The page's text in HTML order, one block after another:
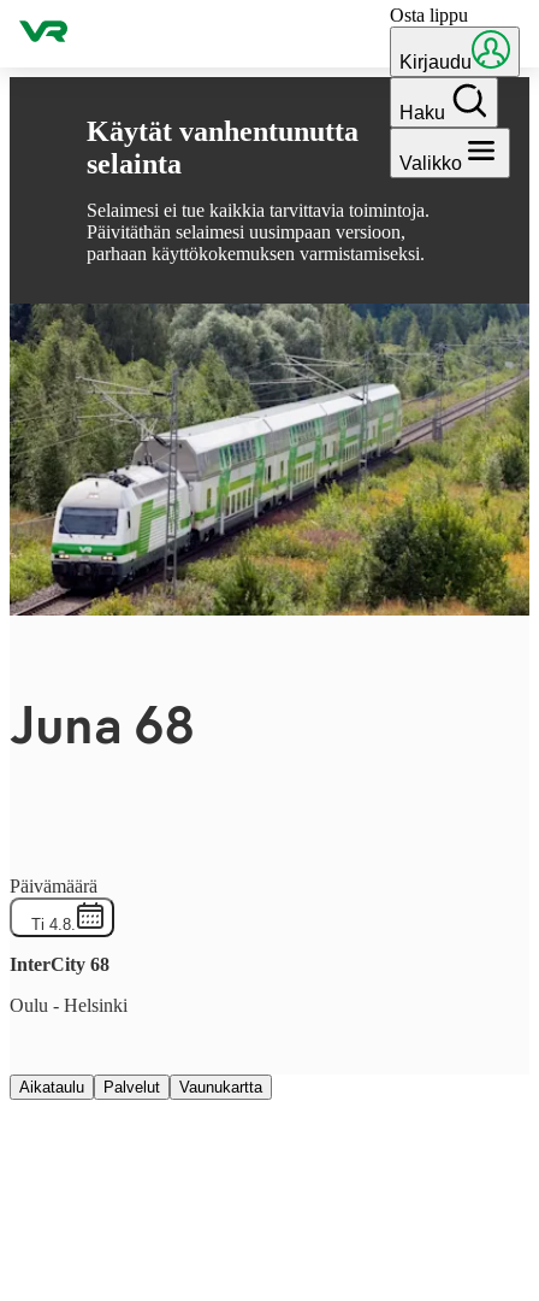
Käytät vanhentunutta
selainta
Selaimesi ei tue kaikkia tarvittavia toimintoja.
Päivitäthän selaimesi uusimpaan versioon,
parhaan käyttökokemuksen varmistamiseksi.
Hyppää sisältöön Osta lippu
Kirjaudu
Haku
Valikko
Juna 68
Päivämäärä
Ti 4.8.
InterCity 68
Oulu - Helsinki
Aikataulu Palvelut Vaunukartta